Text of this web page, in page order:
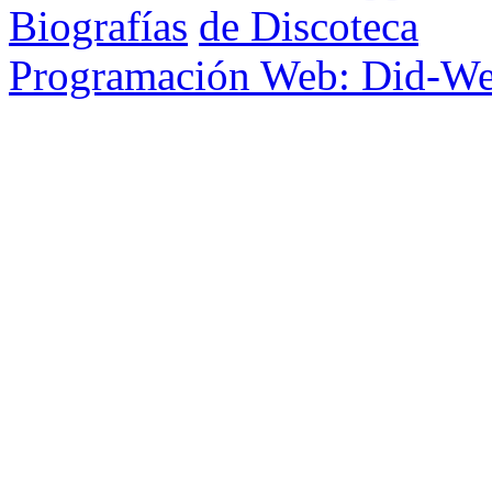
Biografías
Programación Web: Did-